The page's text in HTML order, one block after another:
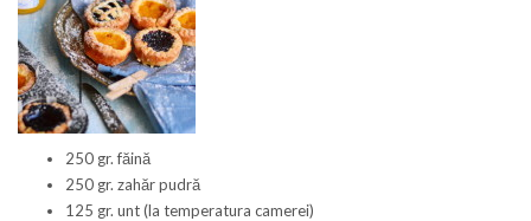
250 gr. făină
250 gr. zahăr pudră
125 gr. unt (la temperatura camerei)